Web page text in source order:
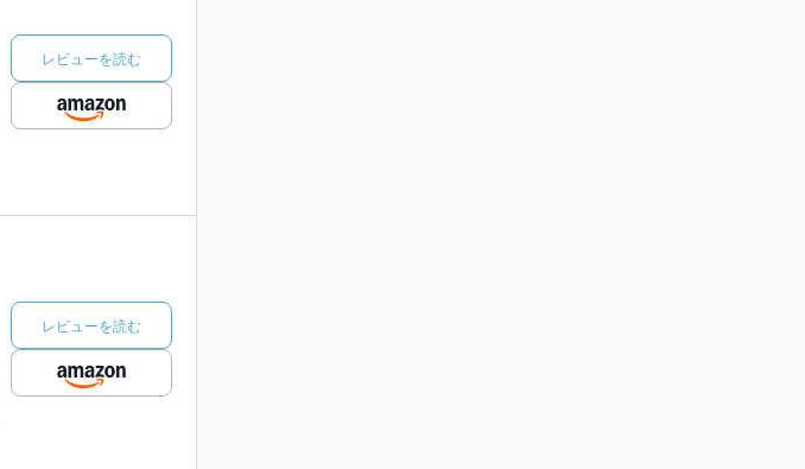
レビューを読む
レビューを読む